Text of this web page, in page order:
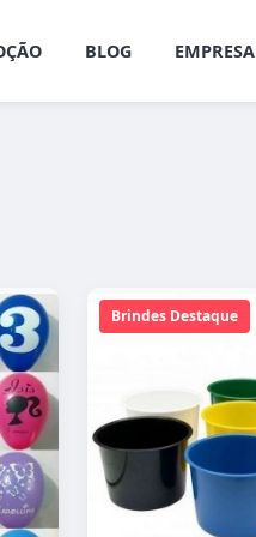
BLOG EMPRESA
Brindes Destaque